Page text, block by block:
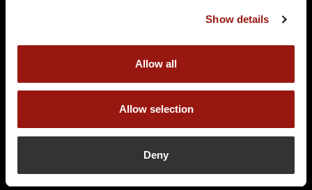
Show details
Allow all
Allow selection
Deny